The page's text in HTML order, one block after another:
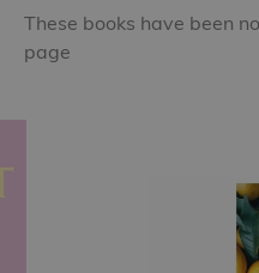
These books have been
page